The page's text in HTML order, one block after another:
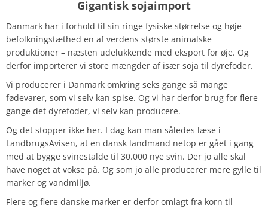
Gigantisk sojaimport
Danmark har i forhold til sin ringe fysiske størrelse og høje
befolkningstæthed en af verdens største animalske
produktioner – næsten udelukkende med eksport for øje. Og
derfor importerer vi store mængder af især soja til dyrefoder.
Vi producerer i Danmark omkring seks gange så mange
fødevarer, som vi selv kan spise. Og vi har derfor brug for flere
gange det dyrefoder, vi selv kan producere.
Og det stopper ikke her. I dag kan man således læse i
LandbrugsAvisen, at en dansk landmand netop er gået i gang
med at bygge svinestalde til 30.000 nye svin. Der jo alle skal
have noget at vokse på. Og som jo alle producerer mere gylle til
marker og vandmiljø.
Flere og flere danske marker er derfor omlagt fra korn til